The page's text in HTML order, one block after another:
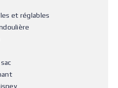
et réglables